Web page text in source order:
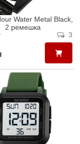
Water Metal Black,
2 ремешка
3